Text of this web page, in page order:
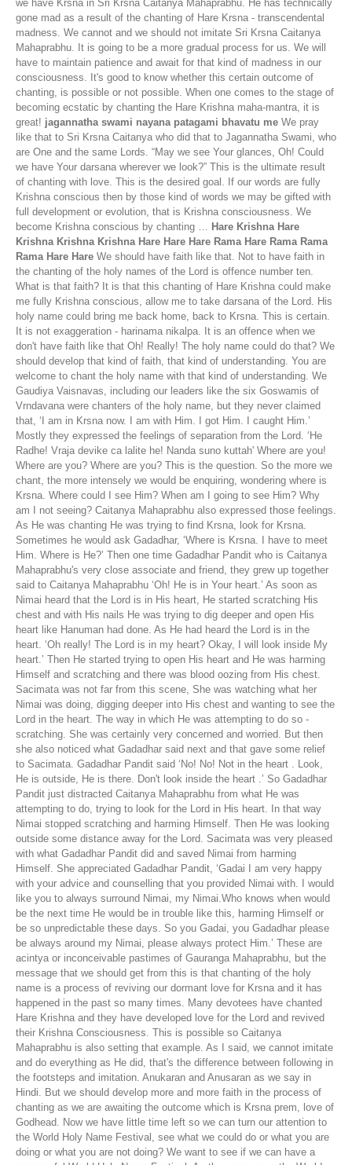
we have Krsna in Sri Krsna Caitanya Mahaprabhu. He has technically
gone mad as a result of the chanting of Hare Krsna - transcendental
madness. We cannot and we should not imitate Sri Krsna Caitanya
Mahaprabhu. It is going to be a more gradual process for us. We will
have to maintain patience and await for that kind of madness in our
consciousness. It's good to know whether this certain outcome of
chanting, is possible or not possible. When one comes to the stage of
becoming ecstatic by chanting the Hare Krishna maha-mantra, it is
great! jagannatha swami nayana patagami bhavatu me We pray
like that to Sri Krsna Caitanya who did that to Jagannatha Swami, who
are One and the same Lords. “May we see Your glances, Oh! Could
we have Your darsana wherever we look?” This is the ultimate result
of chanting with love. This is the desired goal. If our words are fully
Krishna conscious then by those kind of words we may be gifted with
full development or evolution, that is Krishna consciousness. We
become Krishna conscious by chanting …
Hare Krishna Hare
Krishna Krishna Krishna Hare Hare Hare Rama Hare Rama Rama
Rama Hare Hare We should have faith like that. Not to have faith in
the chanting of the holy names of the Lord is offence number ten.
What is that faith? It is that this chanting of Hare Krishna could make
me fully Krishna conscious, allow me to take darsana of the Lord. His
holy name could bring me back home, back to Krsna. This is certain.
It is not exaggeration - harinama nikalpa. It is an offence when we
don't have faith like that Oh! Really! The holy name could do that? We
should develop that kind of faith, that kind of understanding. You are
welcome to chant the holy name with that kind of understanding. We
Gaudiya Vaisnavas, including our leaders like the six Goswamis of
Vrndavana were chanters of the holy name, but they never claimed
that, ‘I am in Krsna now. I am with Him. I got Him. I caught Him.’
Mostly they expressed the feelings of separation from the Lord. ‘He
Radhe! Vraja devike ca lalite he! Nanda suno kuttah' Where are you!
Where are you? Where are you? This is the question. So the more we
chant, the more intensely we would be enquiring, wondering where is
Krsna. Where could I see Him? When am I going to see Him? Why
am I not seeing? Caitanya Mahaprabhu also expressed those feelings.
As He was chanting He was trying to find Krsna, look for Krsna.
Sometimes he would ask Gadadhar, ‘Where is Krsna. I have to meet
Him. Where is He?’ Then one time Gadadhar Pandit who is Caitanya
Mahaprabhu's very close associate and friend, they grew up together
said to Caitanya Mahaprabhu ‘Oh! He is in Your heart.’ As soon as
Nimai heard that the Lord is in His heart, He started scratching His
chest and with His nails He was trying to dig deeper and open His
heart like Hanuman had done. As He had heard the Lord is in the
heart. ‘Oh really! The Lord is in my heart? Okay, I will look inside My
heart.’ Then He started trying to open His heart and He was harming
Himself and scratching and there was blood oozing from His chest.
Sacimata was not far from this scene, She was watching what her
Nimai was doing, digging deeper into His chest and wanting to see the
Lord in the heart. The way in which He was attempting to do so -
scratching. She was certainly very concerned and worried. But then
she also noticed what Gadadhar said next and that gave some relief
to Sacimata. Gadadhar Pandit said ‘No! No! Not in the heart . Look,
He is outside, He is there. Don't look inside the heart .’ So Gadadhar
Pandit just distracted Caitanya Mahaprabhu from what He was
attempting to do, trying to look for the Lord in His heart. In that way
Nimai stopped scratching and harming Himself. Then He was looking
outside some distance away for the Lord. Sacimata was very pleased
with what Gadadhar Pandit did and saved Nimai from harming
Himself. She appreciated Gadadhar Pandit, ‘Gadai I am very happy
with your advice and counselling that you provided Nimai with. I would
like you to always surround Nimai, my Nimai.Who knows when would
be the next time He would be in trouble like this, harming Himself or
be so unpredictable these days. So you Gadai, you Gadadhar please
be always around my Nimai, please always protect Him.’ These are
acintya or inconceivable pastimes of Gauranga Mahaprabhu, but the
message that we should get from this is that chanting of the holy
name is a process of reviving our dormant love for Krsna and it has
happened in the past so many times. Many devotees have chanted
Hare Krishna and they have developed love for the Lord and revived
their Krishna Consciousness. This is possible so Caitanya
Mahaprabhu is also setting that example. As I said, we cannot imitate
and do everything as He did, that's the difference between following in
the footsteps and imitation. Anukaran and Anusaran as we say in
Hindi. But we should develop more and more faith in the process of
chanting as we are awaiting the outcome which is Krsna prem, love of
Godhead. Now we have little time left so we can turn our attention to
the World Holy Name Festival, see what we could do or what you are
doing or what you are not doing? We want to see if we can have a